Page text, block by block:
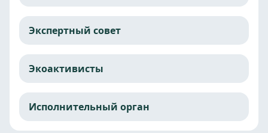
Экспертный совет
Экоактивисты
Исполнительный орган